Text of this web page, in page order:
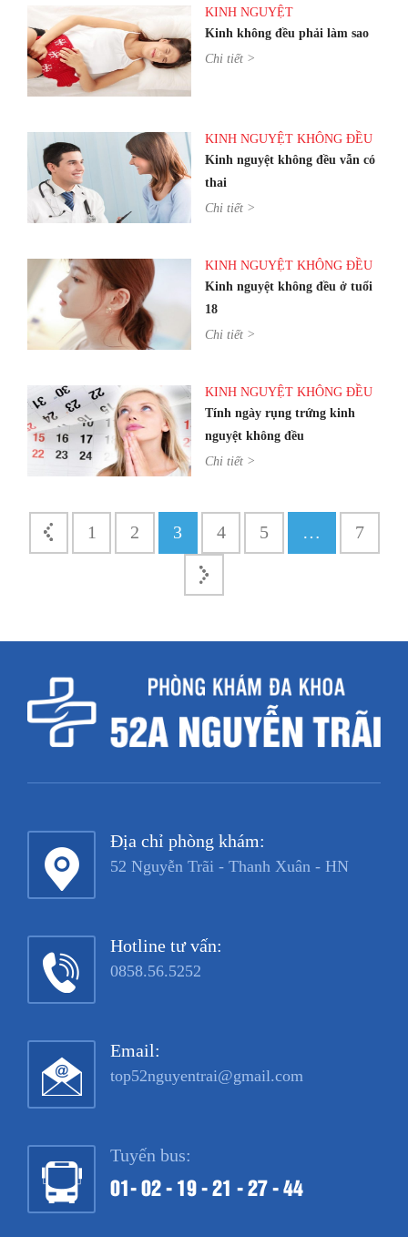
KINH NGUYỆT
Kinh không đều phải làm sao
Chi tiết >
KINH NGUYỆT KHÔNG ĐỀU
Kinh nguyệt không đều vẫn có
thai
Chi tiết >
KINH NGUYỆT KHÔNG ĐỀU
Kinh nguyệt không đều ở tuổi
18
Chi tiết >
KINH NGUYỆT KHÔNG ĐỀU
Tính ngày rụng trứng kinh
nguyệt không đều
Chi tiết >
1 2 3 4 5 … 7
Địa chỉ phòng khám:
52 Nguyễn Trãi - Thanh Xuân - HN
Hotline tư vấn:
0858.56.5252
Email:
top52nguyentrai@gmail.com
Tuyến bus:
01- 02 - 19 - 21 - 27 - 44